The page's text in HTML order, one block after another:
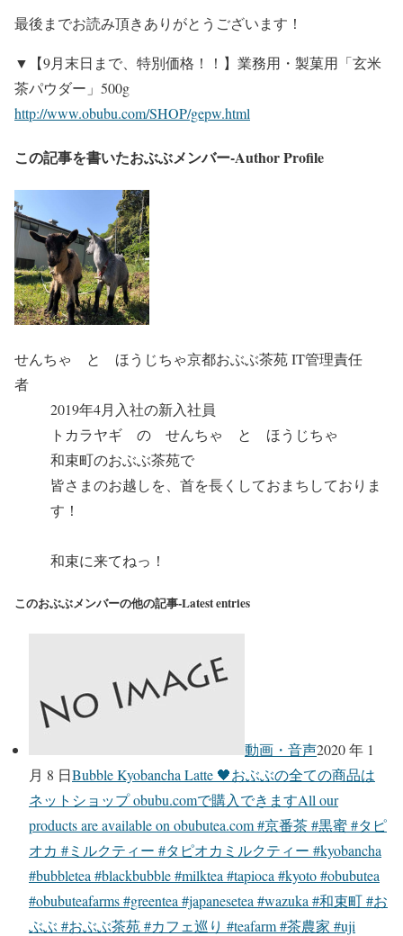
最後までお読み頂きありがとうございます！
▼【9月末日まで、特別価格！！】業務用・製菓用「玄米
茶パウダー」500g
http://www.obubu.com/SHOP/gepw.html
この記事を書いたおぶぶメンバー-Author Profile
せんちゃ と ほうじちゃ京都おぶぶ茶苑 IT管理責任
者
2019年4月入社の新入社員
トカラヤギ の せんちゃ と ほうじちゃ
和束町のおぶぶ茶苑で
皆さまのお越しを、首を長くしておまちしておりま
す！
和束に来てねっ！
このおぶぶメンバーの他の記事-Latest entries
動画・音声2020 年 1
月 8 日Bubble Kyobancha Latte 🖤おぶぶの全ての商品は
ネットショップ obubu.comで購入できますAll our
products are available on obubutea.com #京番茶 #黒蜜 #タピ
オカ #ミルクティー #タピオカミルクティー #kyobancha
#bubbletea #blackbubble #milktea #tapioca #kyoto #obubutea
#obubuteafarms #greentea #japanesetea #wazuka #和束町 #お
ぶぶ #おぶぶ茶苑 #カフェ巡り #teafarm #茶農家 #uji